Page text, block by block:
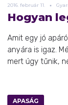
2016. február 11.
Hogyan
Amit egy jó
anyára is igaz.
mert úgy tűnik,
APASÁG